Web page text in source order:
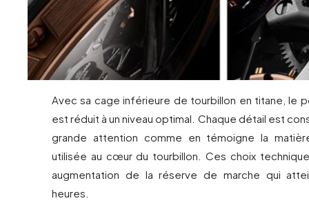
Avec sa cage inférieure de tourbillon en titane, le
est réduit à un niveau optimal. Chaque détail est
grande attention comme en témoigne la
utilisée au cœur du tourbillon. Ces choix
augmentation de la réserve de marche qui
heures.